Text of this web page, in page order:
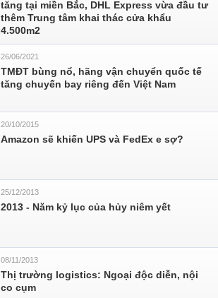
tăng tại miền Bắc, DHL Express vừa đầu tư
thêm Trung tâm khai thác cửa khẩu
4.500m2
26/06/2021
TMĐT bùng nổ, hãng vận chuyển quốc tế
tăng chuyến bay riêng đến Việt Nam
20/10/2015
Amazon sẽ khiến UPS và FedEx e sợ?
25/12/2013
2013 - Năm kỷ lục của hủy niêm yết
08/11/2013
Thị trường logistics: Ngoại độc diễn, nội
co cụm